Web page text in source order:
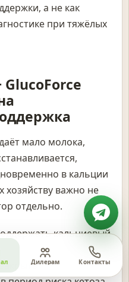
а не как
при тяжёлых
мало молока,
в кальции
хозяйству важно не
отдельно.
кальциевый
Дилерам Контакты